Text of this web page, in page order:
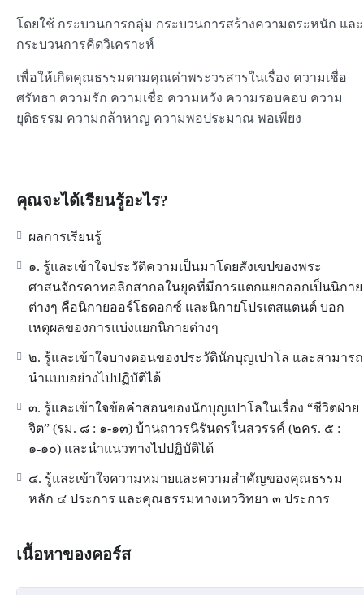
โดยใช้ กระบวนการกลุ่ม กระบวนการสร้างความตระหนัก และ
กระบวนการคิดวิเคราะห์
เพื่อให้เกิดคุณธรรมตามคุณค่าพระวรสารในเรื่อง ความเชื่อ
ศรัทธา ความรัก ความเชื่อ ความหวัง ความรอบคอบ ความ
ยุติธรรม ความกล้าหาญ ความพอประมาณ พอเพียง
คุณจะได้เรียนรู้อะไร?
ผลการเรียนรู้
๑. รู้และเข้าใจประวัติความเป็นมาโดยสังเขปของพระ
ศาสนจักรคาทอลิกสากลในยุคที่มีการแตกแยกออกเป็นนิกาย
ต่างๆ คือนิกายออร์โธดอกซ์ และนิกายโปรเตสแตนต์ บอก
เหตุผลของการแบ่งแยกนิกายต่างๆ
๒. รู้และเข้าใจบางตอนของประวัตินักบุญเปาโล และสามารถ
นำแบบอย่างไปปฏิบัติได้
๓. รู้และเข้าใจข้อคำสอนของนักบุญเปาโลในเรื่อง “ชีวิตฝ่าย
จิต” (รม. ๘ : ๑-๑๓) บ้านถาวรนิรันดรในสวรรค์ (๒คร. ๕ :
๑-๑๐) และนำแนวทางไปปฏิบัติได้
๔. รู้และเข้าใจความหมายและความสำคัญของคุณธรรม
หลัก ๔ ประการ และคุณธรรมทางเทววิทยา ๓ ประการ
เนื้อหาของคอร์ส